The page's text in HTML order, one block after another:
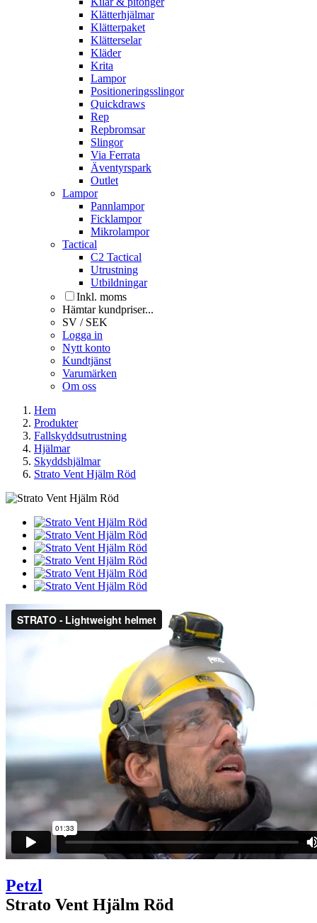
Klätterhjälmar
Klätterpaket
Klätterselar
Kläder
Krita
Lampor
Positioneringsslingor
Quickdraws
Rep
Repbromsar
Slingor
Via Ferrata
Äventyrspark
Outlet
Lampor
Pannlampor
Ficklampor
Mikrolampor
Tactical
C2 Tactical
Utrustning
Utbildningar
Inkl. moms
Hämtar kundpriser...
SV / SEK
Logga in
Nytt konto
Kundtjänst
Varumärken
Om oss
Hem
Produkter
Fallskyddsutrustning
Hjälmar
Skyddshjälmar
Strato Vent Hjälm Röd
Petzl
Strato Vent Hjälm Röd